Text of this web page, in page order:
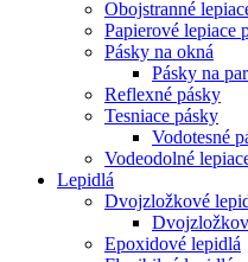
Obojstranné
Papierové lepiace
Pásky na okná
Pásky na
Reflexné pásky
Tesniace pásky
Vodotesné
Vodeodolné
Lepidlá
Dvojzložkové
Epoxidové lepidlá